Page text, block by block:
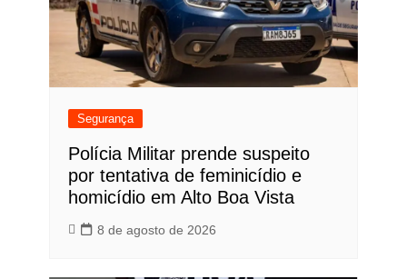
Segurança
Polícia Militar prende suspeito
por tentativa de feminicídio e
homicídio em Alto Boa Vista
8 de agosto de 2026